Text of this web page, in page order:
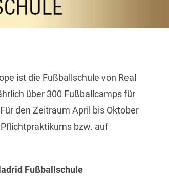
ist die Fußballschule von Real
über 300 Fußballcamps für
den Zeitraum April bis Oktober
bzw. auf
Fußballschule